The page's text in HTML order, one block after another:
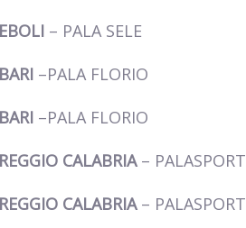
– PALA SELE
–PALA FLORIO
–PALA FLORIO
CALABRIA – PALASPORT
CALABRIA – PALASPORT